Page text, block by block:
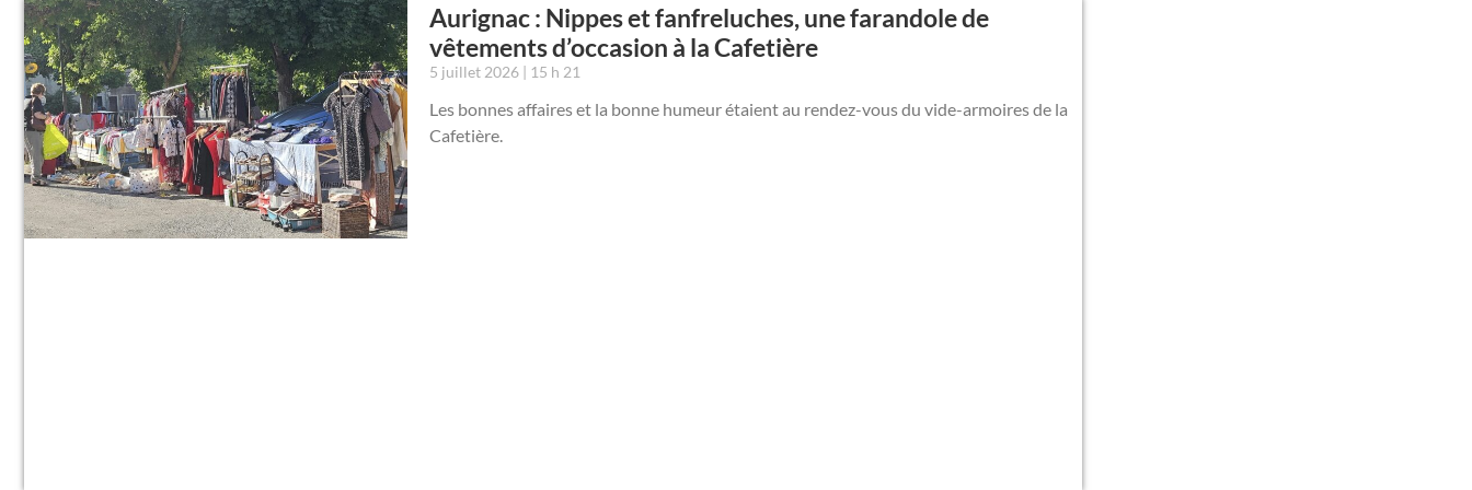
Aurignac : Nippes et fanfreluches, une farandole de
vêtements d’occasion à la Cafetière
5 juillet 2026 15 h 21
Les bonnes affaires et la bonne humeur étaient au rendez-vous du vide-armoires de la
Cafetière.